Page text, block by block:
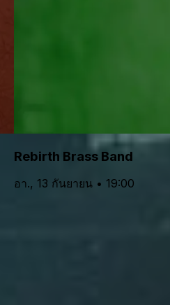
Rebirth Brass Band
อา., 13 กันยายน • 19:00